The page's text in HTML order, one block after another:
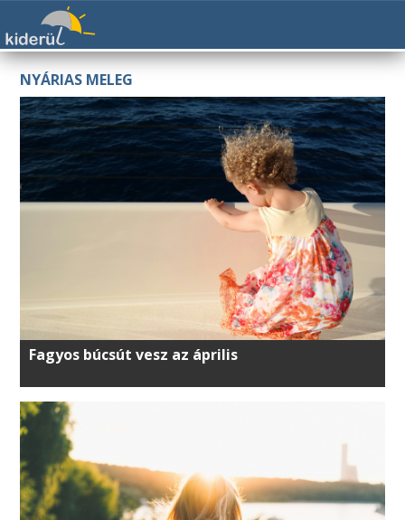
NYÁRIAS MELEG
Fagyos búcsút vesz az április